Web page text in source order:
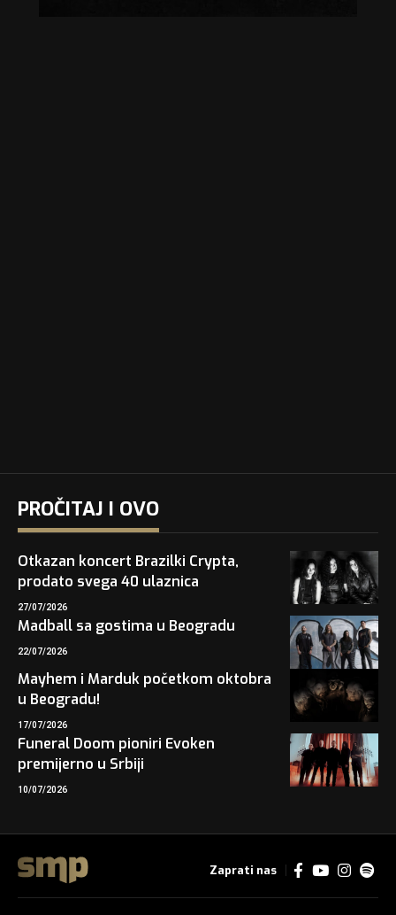
PROČITAJ I OVO
Otkazan koncert Brazilki Crypta,
prodato svega 40 ulaznica
27/07/2026
Madball sa gostima u Beogradu
22/07/2026
Mayhem i Marduk početkom oktobra
u Beogradu!
17/07/2026
Funeral Doom pioniri Evoken
premijerno u Srbiji
10/07/2026
Zaprati nas